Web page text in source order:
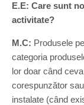
E.E: Care sunt
activitate?
M.C: Produsele
categoria
lor doar când
corespunzător
instalate (când